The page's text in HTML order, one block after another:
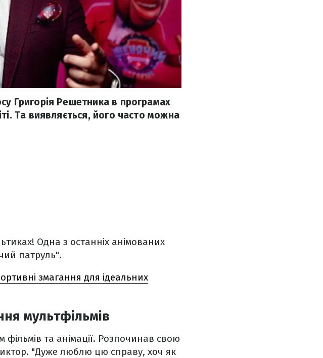
Григорія Решетника в програмах
Та виявляється, його часто можна
Одна з останніх анімованих
патруль".
змагання для ідеальних
мультфільмів
та анімації. Розпочинав свою
"Дуже люблю цю справу, хоч як